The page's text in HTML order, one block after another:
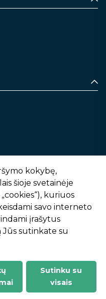
grąžinimas
teisės saugomos
kokybę,
šioje svetainėje
kuriuos
savo interneto
įrašytus
Jūs sutinkate su
Sutinku su
visais